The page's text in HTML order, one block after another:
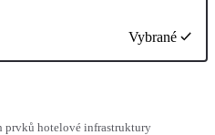
Vybrané
prvků hotelové infrastruktury